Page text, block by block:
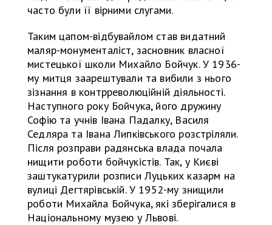
часто були її вірними слугами.
Таким цапом-відбувайлом став видатний
маляр-монументаліст, засновник власної
мистецької школи Михайло Бойчук. У 1936-
му митця заарештували та вибили з нього
зізнання в контрреволюційній діяльності.
Наступного року Бойчука, його дружину
Софію та учнів Івана Падалку, Василя
Седляра та Івана Липківського розстріляли.
Після розправи радянська влада почала
нищити роботи бойчукістів. Так, у Києві
заштукатурили розписи Луцьких казарм на
вулиці Дегтярівській. У 1952-му знищили
роботи Михайла Бойчука, які зберігалися в
Національному музею у Львові.